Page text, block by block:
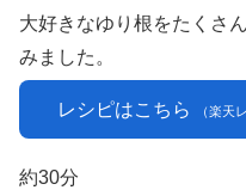
大好きなゆり根をたくさ
みました。
レシピはこちら （楽天
約30分